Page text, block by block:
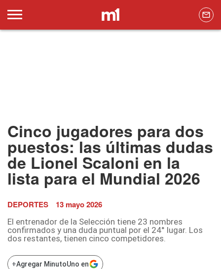
Cinco jugadores para dos
puestos: las últimas dudas
de Lionel Scaloni en la
lista para el Mundial 2026
DEPORTES 13 mayo 2026
El entrenador de la Selección tiene 23 nombres
confirmados y una duda puntual por el 24° lugar. Los
dos restantes, tienen cinco competidores.
+Agregar MinutoUno en